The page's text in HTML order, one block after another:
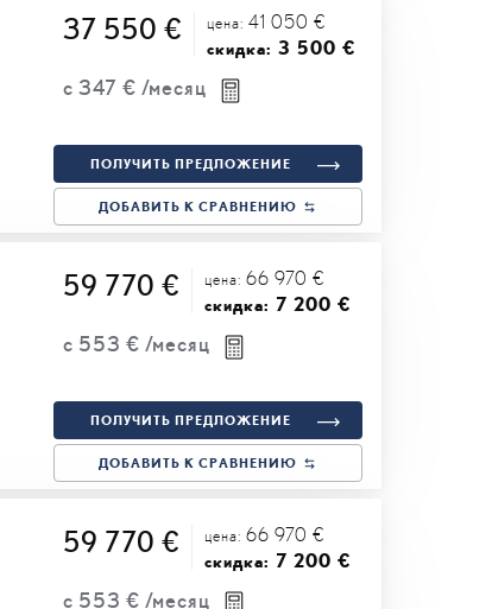
37 550 € цена: 41 050 €
скидка: 3 500 €
с 347 € /месяц
ПОЛУЧИТЬ ПРЕДЛОЖЕНИЕ
ДОБАВИТЬ К СРАВНЕНИЮ
59 770 € цена: 66 970 €
скидка: 7 200 €
с 553 € /месяц
ПОЛУЧИТЬ ПРЕДЛОЖЕНИЕ
ДОБАВИТЬ К СРАВНЕНИЮ
59 770 € цена: 66 970 €
скидка: 7 200 €
с 553 € /месяц